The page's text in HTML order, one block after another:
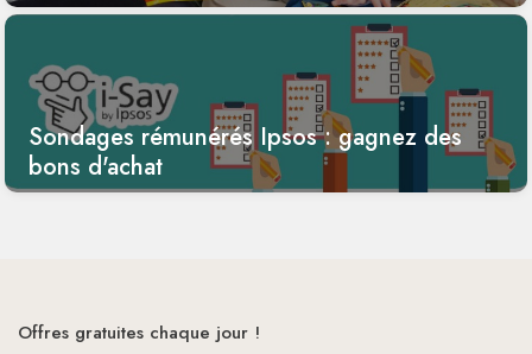
Sondages rémunérés Ipsos : gagnez des
bons d'achat
Offres gratuites chaque jour !